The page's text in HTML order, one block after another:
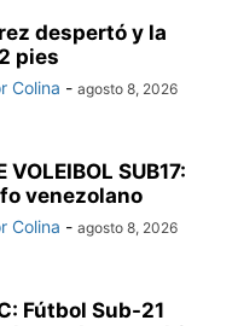
despertó y la
pies
Colina - agosto 8, 2026
VOLEIBOL SUB17:
venezolano
Colina - agosto 8, 2026
Fútbol Sub-21